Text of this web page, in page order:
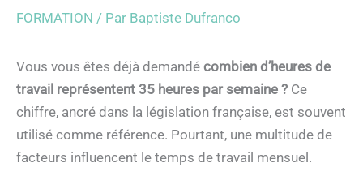
FORMATION / Par Baptiste Dufranco
Vous vous êtes déjà demandé combien d’heures de
travail représentent 35 heures par semaine ? Ce
chiffre, ancré dans la législation française, est souvent
utilisé comme référence. Pourtant, une multitude de
facteurs influencent le temps de travail mensuel.